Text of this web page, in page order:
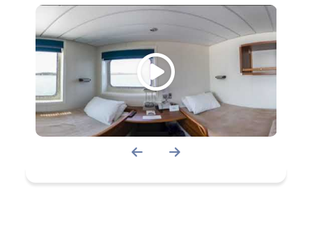
manger offrent des menus mettant
en vedette, entre autres, les fruits de
mer de la région. Forfaits pour une
expérience nord-côtière
authentique incluant les passages,
repas et hébergement en itinéraires
allers simples (aval ou amont, avec
ou sans transport de voiture) et
allers-retours sont disponibles avec
Havre-Saint-Pierre ou Blanc-Sablon.